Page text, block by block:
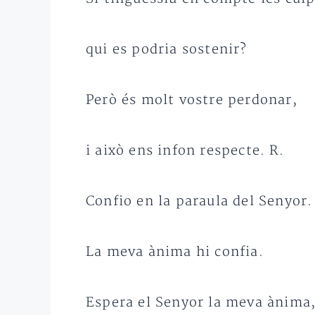
qui es podria sostenir?
Però és molt vostre perdonar,
i això ens infon respecte. R.
Confio en la paraula del Senyor.
La meva ànima hi confia.
Espera el Senyor la meva